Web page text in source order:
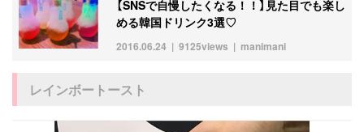
2016.06.24 manimani
9125views
【SNSで自慢したくなる！！】見た目でも楽し
める韓国ドリンク3選♡
レインボートースト